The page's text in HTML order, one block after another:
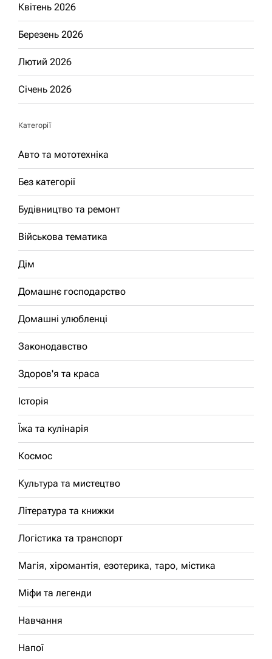
Квітень 2026
Березень 2026
Лютий 2026
Січень 2026
Категорії
Авто та мототехніка
Без категорії
Будівництво та ремонт
Військова тематика
Дім
Домашнє господарство
Домашні улюбленці
Законодавство
Здоров'я та краса
Історія
Їжа та кулінарія
Космос
Культура та мистецтво
Література та книжки
Логістика та транспорт
Магія, хіромантія, езотерика, таро, містика
Міфи та легенди
Навчання
Напої